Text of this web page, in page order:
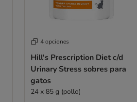
4 opciones
Hill's Prescription Diet c/d
Urinary Stress sobres para
gatos
24 x 85 g (pollo)